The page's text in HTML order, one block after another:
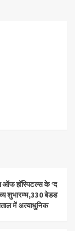
ऑफ हॉस्पिटल्स के ‘द
शुभारम्भ,330 बेडड
में अत्याधुनिक